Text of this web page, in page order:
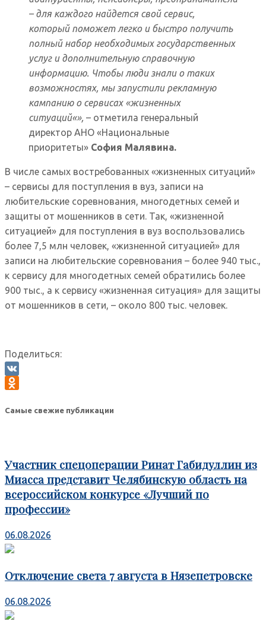
– для каждого найдется свой сервис,
который поможет легко и быстро получить
полный набор необходимых государственных
услуг и дополнительную справочную
информацию. Чтобы люди знали о таких
возможностях, мы запустили рекламную
кампанию о сервисах «жизненных
ситуаций«», – отметила генеральный
директор АНО «Национальные
приоритеты» София Малявина.
В числе самых востребованных «жизненных ситуаций»
– сервисы для поступления в вуз, записи на
любительские соревнования, многодетных семей и
защиты от мошенников в сети. Так, «жизненной
ситуацией» для поступления в вуз воспользовались
более 7,5 млн человек, «жизненной ситуацией» для
записи на любительские соревнования – более 940 тыс.,
к сервису для многодетных семей обратились более
900 тыс., а к сервису «жизненная ситуация» для защиты
от мошенников в сети, – около 800 тыс. человек.
Поделиться:
VK
Самые свежие публикации
Участник спецоперации Ринат Габидуллин из
Миасса представит Челябинскую область на
всероссийском конкурсе «Лучший по
профессии»
06.08.2026
Отключение света 7 августа в Нязепетровске
06.08.2026